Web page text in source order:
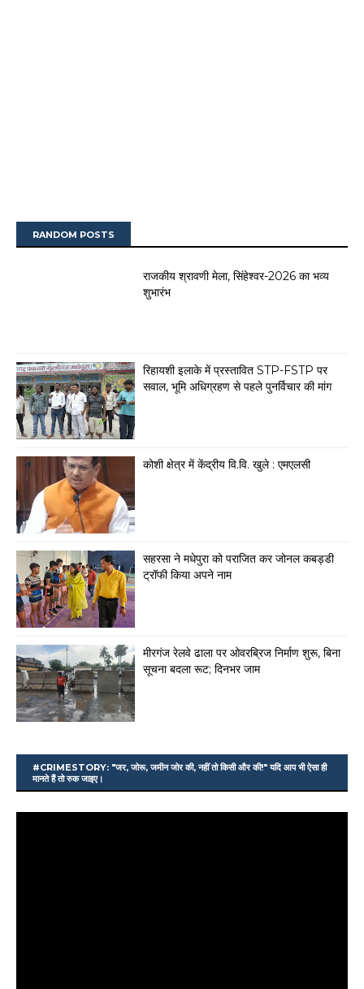
RANDOM POSTS
राजकीय श्रावणी मेला, सिंहेश्वर-2026 का भव्य
शुभारंभ
रिहायशी इलाके में प्रस्तावित STP-FSTP पर
सवाल, भूमि अधिग्रहण से पहले पुनर्विचार की मांग
कोशी क्षेत्र में केंद्रीय वि.वि. खुले : एमएलसी
सहरसा ने मधेपुरा को पराजित कर जोनल कबड्डी
ट्रॉफी किया अपने नाम
मीरगंज रेलवे ढाला पर ओवरब्रिज निर्माण शुरू, बिना
सूचना बदला रूट; दिनभर जाम
#CRIMESTORY: "जर, जोरू, जमीन जोर की, नहीं तो किसी और की!" यदि आप भी ऐसा ही
मानते हैं तो रुक जाइए।